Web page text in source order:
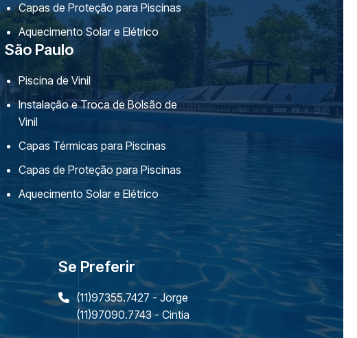
Capas de Proteção para Piscinas
Aquecimento Solar e Elétrico
São Paulo
Piscina de Vinil
Instalação e Troca de Bolsão de
Vinil
Capas Térmicas para Piscinas
Capas de Proteção para Piscinas
Aquecimento Solar e Elétrico
Se Preferir
(11)97355.7427 - Jorge
(11)97090.7743 - Cintia